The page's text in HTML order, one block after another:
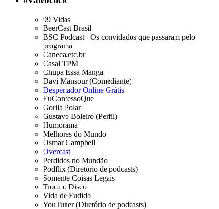
99 Vidas
BeerCast Brasil
BSC Podcast - Os convidados que passaram pelo
programa
Caneca.etc.br
Casal TPM
Chupa Essa Manga
Davi Mansour (Comediante)
Despertador Online Grátis
EuConfessoQue
Gorila Polar
Gustavo Boleiro (Perfil)
Humorama
Melhores do Mundo
Osmar Campbell
Overcast
Perdidos no Mundão
Podflix (Diretório de podcasts)
Somente Coisas Legais
Troca o Disco
Vida de Fudido
YouTuner (Diretório de podcasts)